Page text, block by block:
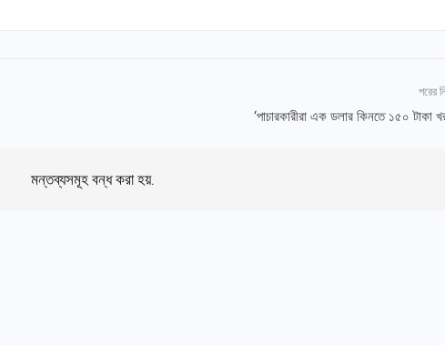
পরের
‘পাচারকারীরা এক ডলার কিনতে ১৫০ টাকা
মন্তব্যসমূহ বন্ধ করা হয়.